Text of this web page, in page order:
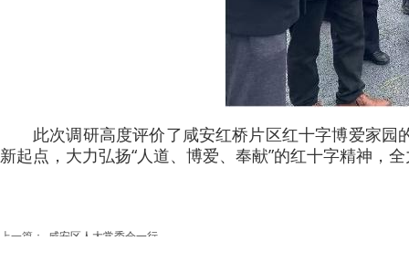
此次调研高度评价了咸安红桥片区红十字博爱家
新起点，大力弘扬“人道、博爱、奉献”的红十字精神，
上一篇：
咸安区人大常委会一行......